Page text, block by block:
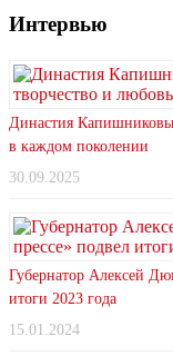
Интервью
Династия
в каждом поколении
30.09.2025
Губернатор Алексей
итоги 2023 года
15.01.2024